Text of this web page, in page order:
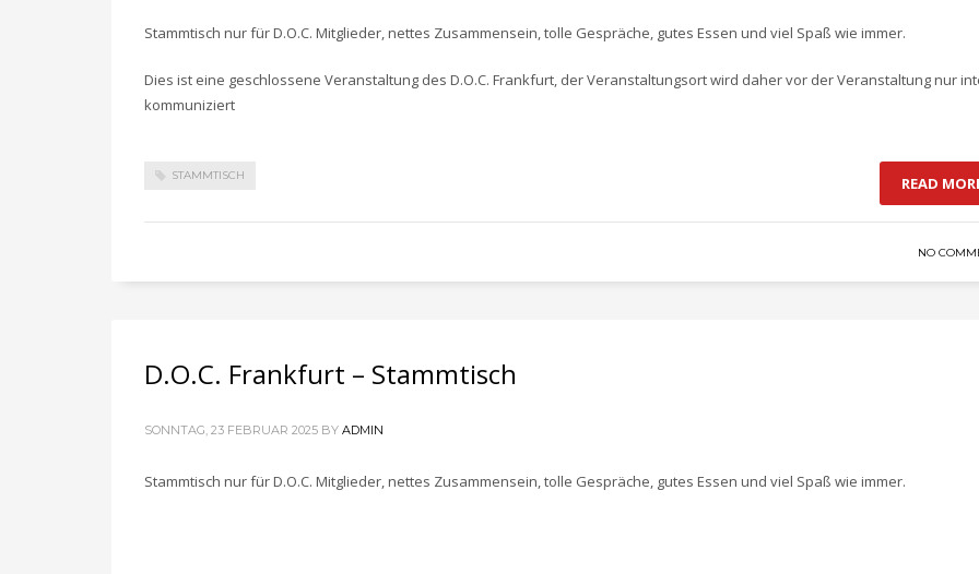
Stammtisch nur für D.O.C. Mitglieder, nettes Zusammensein, tolle Gespräche, gutes Essen und viel Spaß wie immer.
Dies ist eine geschlossene Veranstaltung des D.O.C. Frankfurt, der Veranstaltungsort wird daher vor der Veranstaltung nur
kommuniziert
STAMMTISCH READ
NO
D.O.C. Frankfurt – Stammtisch
SONNTAG, 23 FEBRUAR 2025 BY ADMIN
Stammtisch nur für D.O.C. Mitglieder, nettes Zusammensein, tolle Gespräche, gutes Essen und viel Spaß wie immer.